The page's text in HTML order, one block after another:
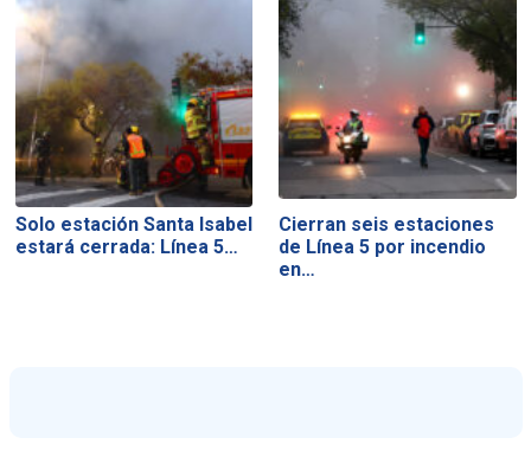
Solo estación Santa Isabel
estará cerrada: Línea 5…
Cierran seis estaciones
de Línea 5 por incendio
en…